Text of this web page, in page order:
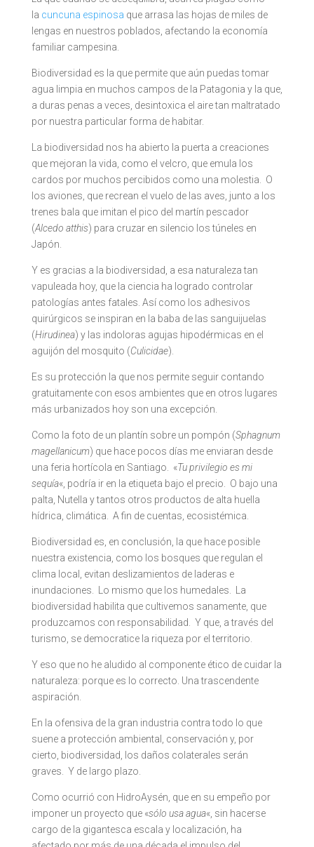
la cuncuna espinosa que arrasa las hojas de miles de
lengas en nuestros poblados, afectando la economía
familiar campesina.
Biodiversidad es la que permite que aún puedas tomar
agua limpia en muchos campos de la Patagonia y la que,
a duras penas a veces, desintoxica el aire tan maltratado
por nuestra particular forma de habitar.
La biodiversidad nos ha abierto la puerta a creaciones
que mejoran la vida, como el velcro, que emula los
cardos por muchos percibidos como una molestia. O
los aviones, que recrean el vuelo de las aves, junto a los
trenes bala que imitan el pico del martín pescador
(Alcedo atthis) para cruzar en silencio los túneles en
Japón.
Y es gracias a la biodiversidad, a esa naturaleza tan
vapuleada hoy, que la ciencia ha logrado controlar
patologías antes fatales. Así como los adhesivos
quirúrgicos se inspiran en la baba de las sanguijuelas
(Hirudinea) y las indoloras agujas hipodérmicas en el
aguijón del mosquito (Culicidae).
Es su protección la que nos permite seguir contando
gratuitamente con esos ambientes que en otros lugares
más urbanizados hoy son una excepción.
Como la foto de un plantín sobre un pompón (Sphagnum
magellanicum) que hace pocos días me enviaran desde
una feria hortícola en Santiago. «Tu privilegio es mi
sequía«, podría ir en la etiqueta bajo el precio. O bajo una
palta, Nutella y tantos otros productos de alta huella
hídrica, climática. A fin de cuentas, ecosistémica.
Biodiversidad es, en conclusión, la que hace posible
nuestra existencia, como los bosques que regulan el
clima local, evitan deslizamientos de laderas e
inundaciones. Lo mismo que los humedales. La
biodiversidad habilita que cultivemos sanamente, que
produzcamos con responsabilidad. Y que, a través del
turismo, se democratice la riqueza por el territorio.
Y eso que no he aludido al componente ético de cuidar la
naturaleza: porque es lo correcto. Una trascendente
aspiración.
En la ofensiva de la gran industria contra todo lo que
suene a protección ambiental, conservación y, por
cierto, biodiversidad, los daños colaterales serán
graves. Y de largo plazo.
Como ocurrió con HidroAysén, que en su empeño por
imponer un proyecto que «sólo usa agua«, sin hacerse
cargo de la gigantesca escala y localización, ha